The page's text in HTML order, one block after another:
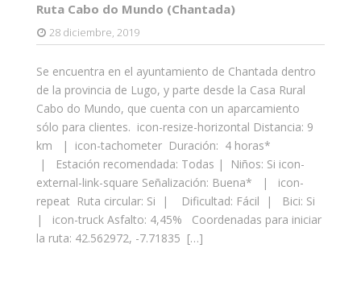
Ruta Cabo do Mundo (Chantada)
28 diciembre, 2019
Se encuentra en el ayuntamiento de Chantada dentro
de la provincia de Lugo, y parte desde la Casa Rural
Cabo do Mundo, que cuenta con un aparcamiento
sólo para clientes. icon-resize-horizontal Distancia: 9
km | icon-tachometer Duración: 4 horas*
| Estación recomendada: Todas | Niños: Si icon-
external-link-square Señalización: Buena* | icon-
repeat Ruta circular: Si | Dificultad: Fácil | Bici: Si
| icon-truck Asfalto: 4,45% Coordenadas para iniciar
la ruta: 42.562972, -7.71835 […]